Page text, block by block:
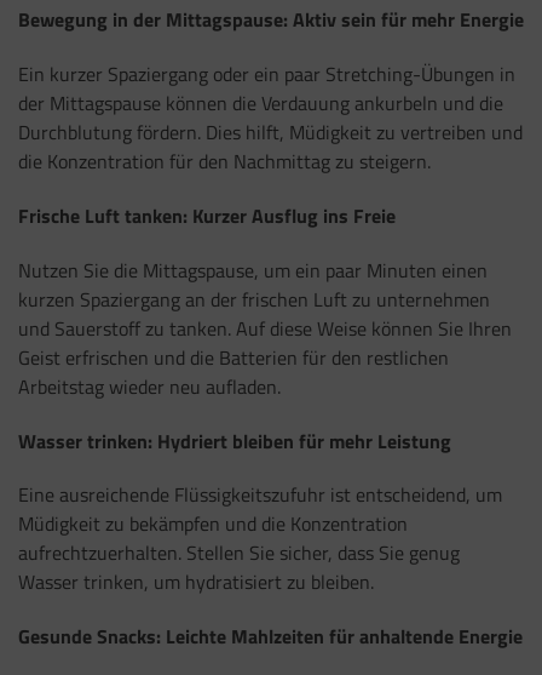
Bewegung in der Mittagspause: Aktiv sein für mehr Energie
Ein kurzer Spaziergang oder ein paar Stretching-Übungen in
der Mittagspause können die Verdauung ankurbeln und die
Durchblutung fördern. Dies hilft, Müdigkeit zu vertreiben und
die Konzentration für den Nachmittag zu steigern.
Frische Luft tanken: Kurzer Ausflug ins Freie
Nutzen Sie die Mittagspause, um ein paar Minuten einen
kurzen Spaziergang an der frischen Luft zu unternehmen
und Sauerstoff zu tanken. Auf diese Weise können Sie Ihren
Geist erfrischen und die Batterien für den restlichen
Arbeitstag wieder neu aufladen.
Wasser trinken: Hydriert bleiben für mehr Leistung
Eine ausreichende Flüssigkeitszufuhr ist entscheidend, um
Müdigkeit zu bekämpfen und die Konzentration
aufrechtzuerhalten. Stellen Sie sicher, dass Sie genug
Wasser trinken, um hydratisiert zu bleiben.
Gesunde Snacks: Leichte Mahlzeiten für anhaltende Energie